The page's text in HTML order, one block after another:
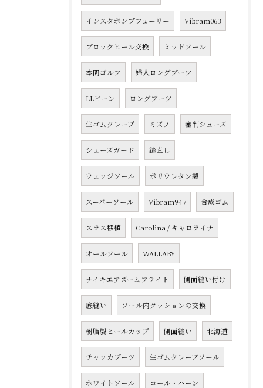
インスタポンプフューリー Vibram063
ブロックヒール交換 ミッドソール
本間ゴルフ 婦人ロングブーツ
LLビーン ロングブーツ
生ゴムクレープ ミズノ 審判シューズ
シューズガード 縫直し
ウェッジソール ポリウレタン製
スーパーソール Vibram947 合成ゴム
スラス移植 Carolina / キャロライナ
オールソール WALLABY
ナイキエアズームフライト 側面縫い付け
底縫い ソール内クッションの交換
樹脂製ヒールカップ 側面縫い 北海道
チャッカブーツ 生ゴムクレープソール
ホワイトソール コール・ハーン